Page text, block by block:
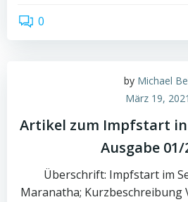
0
by Michael
März 19, 2021
Artikel zum Impfstart
Ausgabe 01/
Überschrift: Impfstart im
Maranatha; Kurzbeschreibung